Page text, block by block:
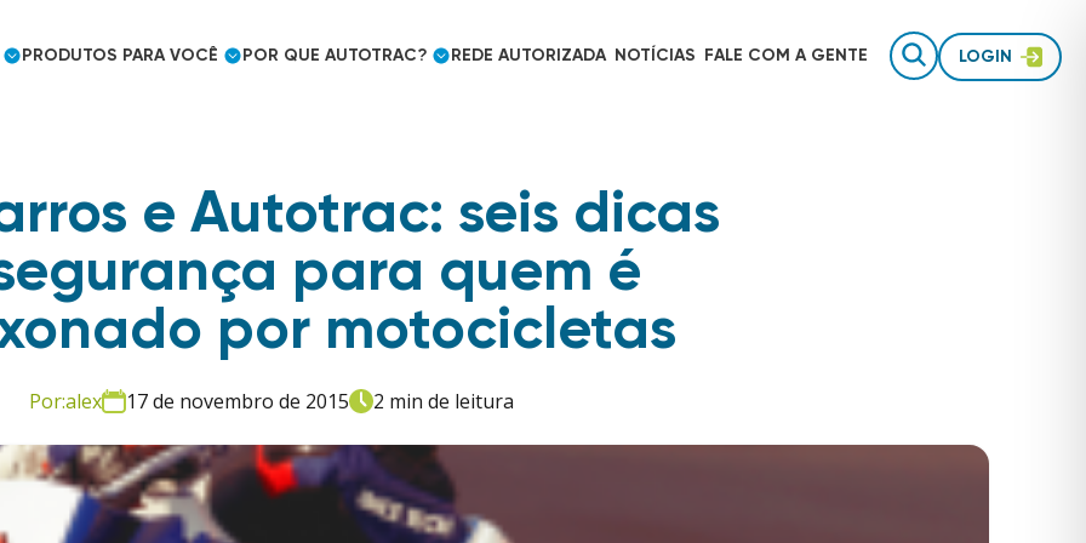
Cargas frigorificadas
Eficiência logística
Controle de jornada
Gestão de equipes de campo
Rastreamento para uso pessoal
Inteligência de dados
PRODUTOS PARA VOCÊ
Caminhoneiro Autônomo
Mercado Segurador
Embarcador
Utilities e outros mercados
Uso pessoal
POR QUE AUTOTRAC?
Prêmios e Reconhecimento
REDE AUTORIZADA NOTÍCIAS FALE COM A GENTE LOGIN
e Autotrac: seis dicas
para quem é
por motocicletas
Por:alex 17 de novembro de 2015 2 min de leitura